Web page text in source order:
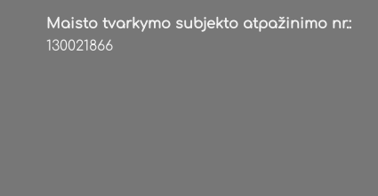
Maisto tvarkymo subjekto atpažinimo nr.:
130021866